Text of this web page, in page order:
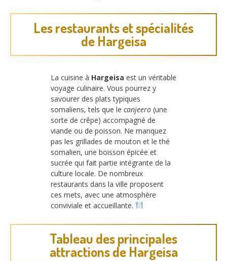
Les restaurants et spécialités
de Hargeisa
La cuisine à Hargeisa est un véritable
voyage culinaire. Vous pourrez y
savourer des plats typiques
somaliens, tels que le canjeero (une
sorte de crêpe) accompagné de
viande ou de poisson. Ne manquez
pas les grillades de mouton et le thé
somalien, une boisson épicée et
sucrée qui fait partie intégrante de la
culture locale. De nombreux
restaurants dans la ville proposent
ces mets, avec une atmosphère
conviviale et accueillante.
Tableau des principales
attractions de Hargeisa